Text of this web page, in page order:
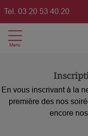
Tel. 03 20 53 40 20
En vous inscrivant à la
première des nos
encore